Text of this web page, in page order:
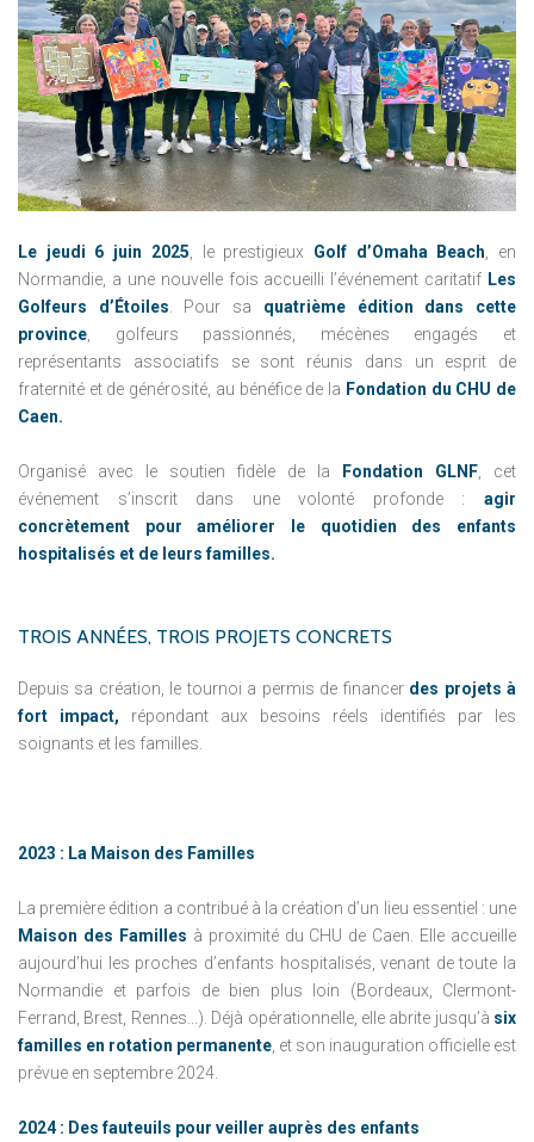
Le jeudi 6 juin 2025, le prestigieux Golf d’Omaha Beach, en
Normandie, a une nouvelle fois accueilli l’événement caritatif Les
Golfeurs d’Étoiles. Pour sa quatrième édition dans cette
province, golfeurs passionnés, mécènes engagés et
représentants associatifs se sont réunis dans un esprit de
fraternité et de générosité, au bénéfice de la Fondation du CHU de
Caen.
Organisé avec le soutien fidèle de la Fondation GLNF, cet
événement s’inscrit dans une volonté profonde : agir
concrètement pour améliorer le quotidien des enfants
hospitalisés et de leurs familles.
TROIS ANNÉES, TROIS PROJETS CONCRETS
Depuis sa création, le tournoi a permis de financer des projets à
fort impact, répondant aux besoins réels identifiés par les
soignants et les familles.
2023 : La Maison des Familles
La première édition a contribué à la création d’un lieu essentiel : une
Maison des Familles à proximité du CHU de Caen. Elle accueille
aujourd’hui les proches d’enfants hospitalisés, venant de toute la
Normandie et parfois de bien plus loin (Bordeaux, Clermont-
Ferrand, Brest, Rennes...). Déjà opérationnelle, elle abrite jusqu’à six
familles en rotation permanente, et son inauguration officielle est
prévue en septembre 2024.
2024 : Des fauteuils pour veiller auprès des enfants